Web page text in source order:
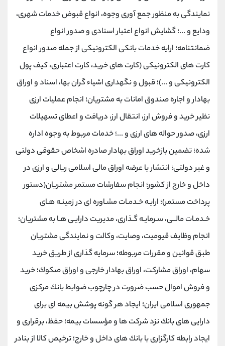
نمایندگی به منظور جمع آوری وجوه، انواع قبوض خدمات شهری،
ودایع و ...؛ گشایش انواع اعتبار اسنادی و صدور انواع
ضمانتنامه؛ ارایه خدمات بانكی الكترونیكی از جمله صدور انواع
كارت های الكترونیكی (كارت های خرید، كارت اعتباری، كیف پول
الكترونیكی و ...)؛ قبول و نگهداری اشیاء گران بها، اسناد و اوراق
بهادار و اجاره صندوق امانات به مشتریان؛ انجام عملیات ارزی
نظیر خرید و فروش ارز، انتقال ارز، دریافت و اعطای تسهیلات
ارزی، صدور حواله های ارزی و ...؛ خدمات مربوط به وجوه اداره
شده؛ تضمین بازخرید اوراق بهادار صادره اشخاص حقوقی دولتی
و غیر دولتی؛ انتشار یا عرضه اوراق مالی اسلامی ریالی و ارزی در
داخل و خارج از كشور؛ انجام سفارشات مستمر مشتریان(دستور
پرداخت مستمر)؛ ارایـه خـدمـات مشـاوره ای در زمینـه هـای
خـدمـات مالــی، سـرمایـه گـذاری، مدیریت دارایـی هـا به مشتریان؛
انجام وظایف قیومیت، وصایت، وكالت و نمایندگی مشتریان
طبق قوانین و مقررات مربوطه؛ سرمایه گذاری از طریق خرید
سهام، اوراق مشاركت، اوراق بهادار خارجی و اوراق صكوك؛ خرید
و فروش اموال حسب ضرورت در چارچوب ضوابط بانك مركزی
جمهوری اسلامی ایران؛ ایجاد هر گونه پوشش بیمه ای برای
دارایی های بانك نزد شركت ها و مؤسسات بیمه؛ حفظ، برقراری و
ایجاد رابطه كارگزاری با بانك های داخل و خارج؛ ترخیص كالا از بنادر